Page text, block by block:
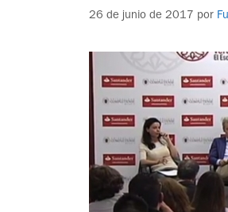
26 de junio de 2017 por